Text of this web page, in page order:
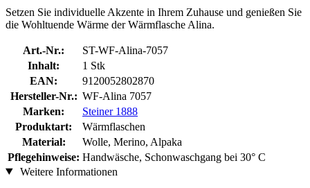
Setzen Sie individuelle Akzente in Ihrem Zuhause und genießen Sie
die Wohltuende Wärme der Wärmflasche Alina.
Art.-Nr.:
ST-WF-Alina-7057
Inhalt:
1 Stk
EAN:
9120052802870
Hersteller-Nr.: WF-Alina 7057
Marken:
Steiner 1888
Produktart:
Wärmflaschen
Material:
Wolle, Merino, Alpaka
Pflegehinweise: Handwäsche, Schonwaschgang bei 30° C
Weitere Informationen